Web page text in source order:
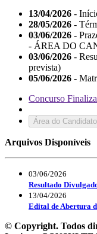
13/04/2026 -
28/05/2026 -
03/06/2026 -
- ÁREA DO
03/06/2026 -
prevista)
05/06/2026 -
Concurso
Área do Candidato
Arquivos Disponíveis
03/06/2026
Resultado
13/04/2026
Edital de Abertura
© Copyright. Todos